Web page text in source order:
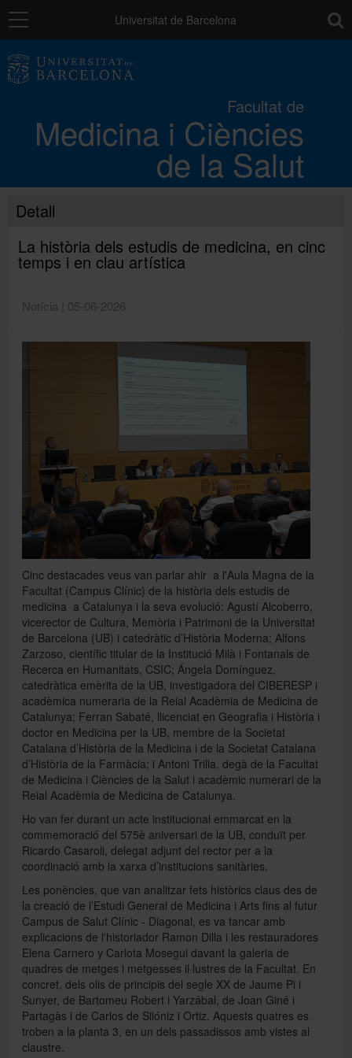
Navegació Universitat de Barcelona
Facultat de
Medicina i Ciències
de la Salut
Els campus
Docència
Convocatòries i ajuts
Español
English
Detall
La història dels estudis de medicina, en cinc
temps i en clau artística
Notícia | 05-06-2026
Cinc destacades veus van parlar ahir a l'Aula Magna de la
Facultat (Campus Clínic) de la història dels estudis de
medicina a Catalunya i la seva evolució: Agustí Alcoberro,
vicerector de Cultura, Memòria i Patrimoni de la Universitat
de Barcelona (UB) i catedràtic d’Història Moderna; Alfons
Zarzoso, científic titular de la Institució Milà i Fontanals de
Recerca en Humanitats, CSIC; Ángela Domínguez,
catedràtica emèrita de la UB, investigadora del CIBERESP i
acadèmica numeraria de la Reial Acadèmia de Medicina de
Catalunya; Ferran Sabaté, llicenciat en Geografia i Història i
doctor en Medicina per la UB, membre de la Societat
Catalana d’Història de la Medicina i de la Societat Catalana
d’Història de la Farmàcia; i Antoni Trilla, degà de la Facultat
de Medicina i Ciències de la Salut i acadèmic numerari de la
Reial Acadèmia de Medicina de Catalunya.
Ho van fer durant un acte institucional emmarcat en la
commemoració del 575è aniversari de la UB, conduït per
Ricardo Casaroli, delegat adjunt del rector per a la
coordinació amb la xarxa d’institucions sanitàries.
Les ponències, que van analitzar fets històrics claus des de
la creació de l’Estudi General de Medicina i Arts fins al futur
Campus de Salut Clínic - Diagonal, es va tancar amb
explicacions de l'historiador Ramon Dilla i les restauradores
Elena Carnero y Carlota Mosegui davant la galeria de
quadres de metges i metgesses il·lustres de la Facultat. En
concret, dels olis de principis del segle XX de Jaume Pi i
Sunyer, de Bartomeu Robert i Yarzábal, de Joan Giné i
Partagàs i de Carlos de Silóniz i Ortiz. Aquests quatres es
troben a la planta 3, en un dels passadissos amb vistes al
claustre.